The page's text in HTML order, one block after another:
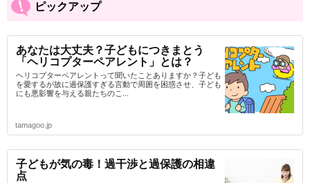
ピックアップ
あなたは大丈夫？子どもにつきまとう
「ヘリコプターペアレント」とは？
ヘリコプターペアレントって聞いたことありますか？子ども
を愛するが故に過保護すぎる言動で周囲を困惑させ、子ども
にも悪影響を与える親たちのこ...
tamagoo.jp
子どもが気の毒！過干渉と過保護の相違
点